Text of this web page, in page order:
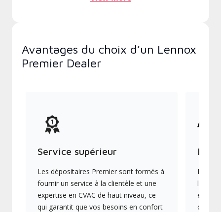
Avantages du choix d’un Lennox
Premier Dealer
Service supérieur
Les dépositaires Premier sont formés à
fournir un service à la clientèle et une
expertise en CVAC de haut niveau, ce
qui garantit que vos besoins en confort
Ils
les
en